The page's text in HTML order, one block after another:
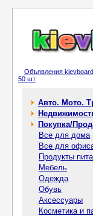
Объявления
50 шт
Авто. Мото.
Покупка/
Все для дома
Все для
Продукты
Мебель
Одежда
Обувь
Аксессуары
Косметика и